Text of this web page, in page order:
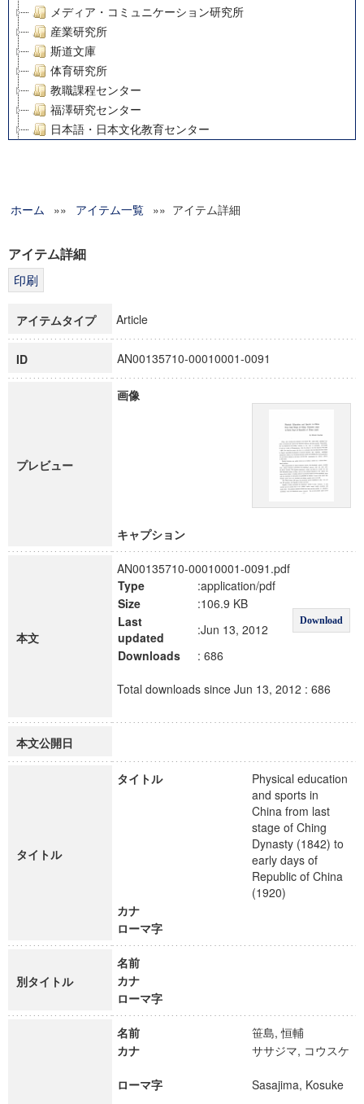
メディア・コミュニケーション研究所
産業研究所
斯道文庫
体育研究所
教職課程センター
福澤研究センター
日本語・日本文化教育センター
グローバルリサーチインスティテュート
科学研究費補助金研究成果報告書
博士課程教育リーディングプログラム「超成熟社会発展のサ
ホーム »» アイテム一覧 »» アイテム詳細
アイテム詳細
アイテムタイプ Article
ID AN00135710-00010001-0091
プレビュー
画像
キャプション
本文
AN00135710-00010001-0091.pdf
Type
:application/pdf
Download
Size
:106.9 KB
Last
updated
:Jun 13, 2012
Downloads
: 686
Total downloads since Jun 13, 2012 : 686
本文公開日
タイトル
タイトル
Physical education
and sports in
China from last
stage of Ching
Dynasty (1842) to
early days of
Republic of China
(1920)
カナ
ローマ字
別タイトル
名前
カナ
ローマ字
名前
笹島, 恒輔
カナ
ササジマ, コウスケ
ローマ字 Sasajima, Kosuke